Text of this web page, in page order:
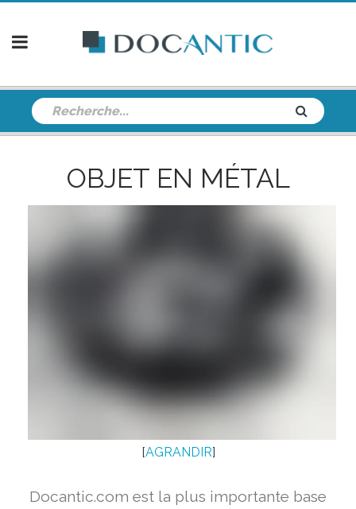
OBJET EN MÉTAL
[AGRANDIR]
Docantic.com est la plus importante base